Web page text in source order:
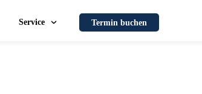
Service Termin buchen